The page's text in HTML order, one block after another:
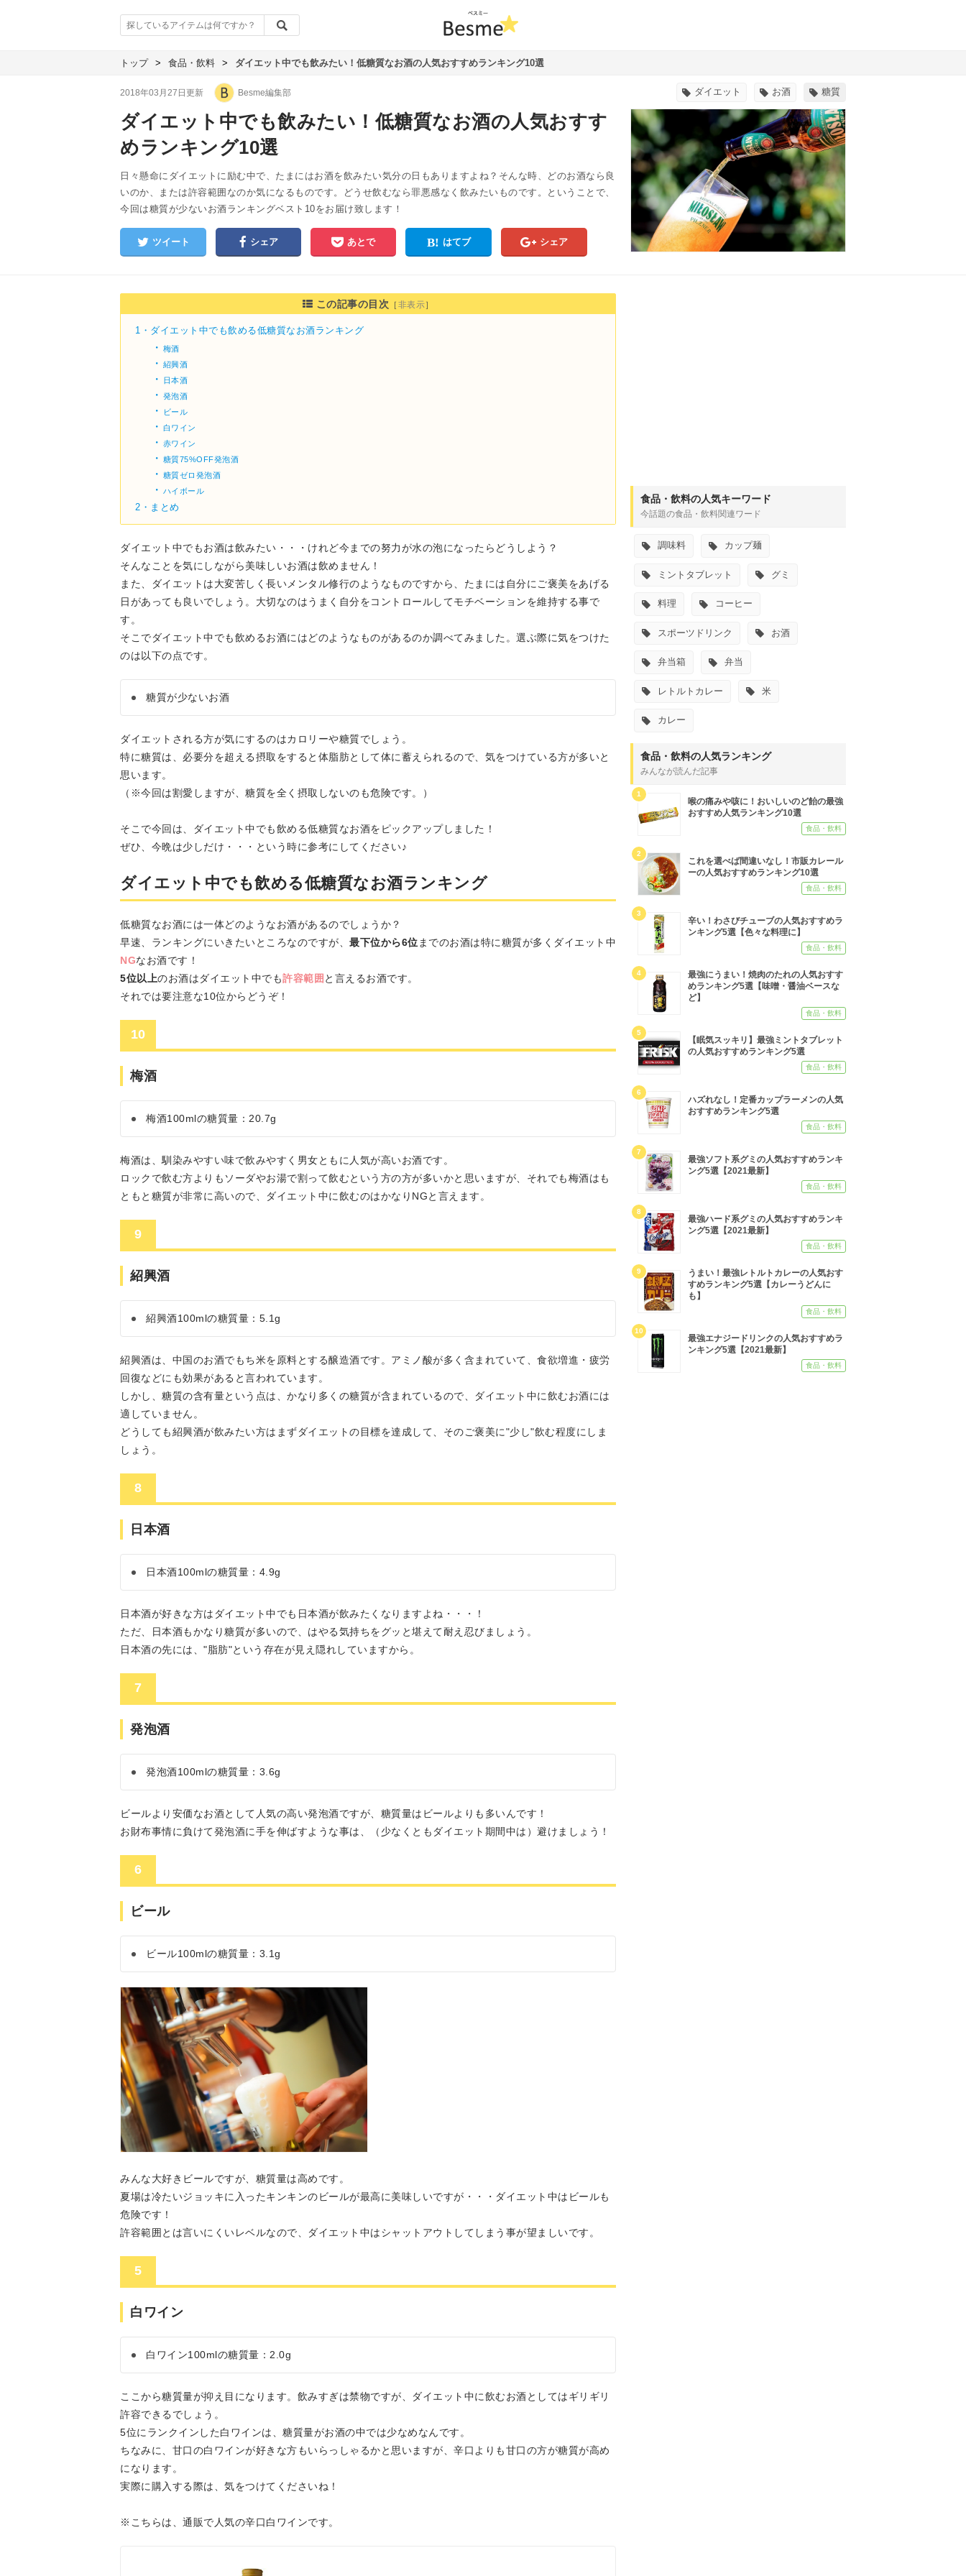
トップ > 食品・飲料 > ダイエット中でも飲みたい！低糖質なお酒の人気おすすめランキング10選
2018年03月27日更新 Besme編集部 ダイエット お酒 糖質
ダイエット中でも飲みたい！低糖質なお酒の人気おすす
めランキング10選
日々懸命にダイエットに励む中で、たまにはお酒を飲みたい気分の日もありますよね？そんな時、どのお酒なら良
いのか、または許容範囲なのか気になるものです。どうせ飲むなら罪悪感なく飲みたいものです。ということで、
今回は糖質が少ないお酒ランキングベスト10をお届け致します！
ツイート シェア あとで はてブ シェア
この記事の目次 ［ 非表示］
1・ ダイエット中でも飲める低糖質なお酒ランキング
・ 梅酒
・ 紹興酒
・ 日本酒
・ 発泡酒
・ ビール
・ 白ワイン
・ 赤ワイン
・ 糖質75%OFF発泡酒
・ 糖質ゼロ発泡酒
・ ハイボール
2・ まとめ
ダイエット中でもお酒は飲みたい・・・けれど今までの努力が水の泡になったらどうしよう？
そんなことを気にしながら美味しいお酒は飲めません！
また、ダイエットは大変苦しく長いメンタル修行のようなものですから、たまには自分にご褒美をあげる
日があっても良いでしょう。大切なのはうまく自分をコントロールしてモチベーションを維持する事で
す。
そこでダイエット中でも飲めるお酒にはどのようなものがあるのか調べてみました。選ぶ際に気をつけた
のは以下の点です。
糖質が少ないお酒
ダイエットされる方が気にするのはカロリーや糖質でしょう。
特に糖質は、必要分を超える摂取をすると体脂肪として体に蓄えられるので、気をつけている方が多いと
思います。
（※今回は割愛しますが、糖質を全く摂取しないのも危険です。）
そこで今回は、ダイエット中でも飲める低糖質なお酒をピックアップしました！
ぜひ、今晩は少しだけ・・・という時に参考にしてください♪
ダイエット中でも飲める低糖質なお酒ランキング
低糖質なお酒には一体どのようなお酒があるのでしょうか？
早速、ランキングにいきたいところなのですが、 最下位から6位 までのお酒は特に糖質が多くダイエット中
NGなお酒です！
5位以上のお酒はダイエット中でも許容範囲 と言えるお酒です。
それでは要注意な10位からどうぞ！
10
梅酒
梅酒100mlの糖質量：20.7g
梅酒は、馴染みやすい味で飲みやすく男女ともに人気が高いお酒です。
ロックで飲む方よりもソーダやお湯で割って飲むという方の方が多いかと思いますが、それでも梅酒はも
ともと糖質が非常に高いので、ダイエット中に飲むのはかなりNGと言えます。
9
紹興酒
紹興酒100mlの糖質量：5.1g
紹興酒は、中国のお酒でもち米を原料とする醸造酒です。アミノ酸が多く含まれていて、食欲増進・疲労
回復などにも効果があると言われています。
しかし、糖質の含有量という点は、かなり多くの糖質が含まれているので、ダイエット中に飲むお酒には
適していません。
どうしても紹興酒が飲みたい方はまずダイエットの目標を達成して、そのご褒美に"少し"飲む程度にしま
しょう。
8
日本酒
日本酒100mlの糖質量：4.9g
日本酒が好きな方はダイエット中でも日本酒が飲みたくなりますよね・・・！
ただ、日本酒もかなり糖質が多いので、はやる気持ちをグッと堪えて耐え忍びましょう。
日本酒の先には、"脂肪"という存在が見え隠れしていますから。
7
発泡酒
発泡酒100mlの糖質量：3.6g
ビールより安価なお酒として人気の高い発泡酒ですが、糖質量はビールよりも多いんです！
お財布事情に負けて発泡酒に手を伸ばすような事は、（少なくともダイエット期間中は）避けましょう！
6
ビール
ビール100mlの糖質量：3.1g
みんな大好きビールですが、糖質量は高めです。
夏場は冷たいジョッキに入ったキンキンのビールが最高に美味しいですが・・・ダイエット中はビールも
危険です！
許容範囲とは言いにくいレベルなので、ダイエット中はシャットアウトしてしまう事が望ましいです。
5
白ワイン
白ワイン100mlの糖質量：2.0g
ここから糖質量が抑え目になります。飲みすぎは禁物ですが、ダイエット中に飲むお酒としてはギリギリ
許容できるでしょう。
5位にランクインした白ワインは、糖質量がお酒の中では少なめなんです。
ちなみに、甘口の白ワインが好きな方もいらっしゃるかと思いますが、辛口よりも甘口の方が糖質が高め
になります。
実際に購入する際は、気をつけてくださいね！
※こちらは、通販で人気の辛口白ワインです。
食品・飲料の人気キーワード
今話題の食品・飲料関連ワード
調味料 カップ麺
ミントタブレット グミ
料理 コーヒー
スポーツドリンク お酒
弁当箱 弁当
レトルトカレー 米
カレー
食品・飲料の人気ランキング
みんなが読んだ記事
1
喉の痛みや咳に！おいしいのど飴の最強
おすすめ人気ランキング10選
食品・飲料
2
これを選べば間違いなし！市販カレール
ーの人気おすすめランキング10選
食品・飲料
3
辛い！わさびチューブの人気おすすめラ
ンキング5選【色々な料理に】
食品・飲料
4
最強にうまい！焼肉のたれの人気おすす
めランキング5選【味噌・醤油ベースな
ど】
食品・飲料
5
【眠気スッキリ】最強ミントタブレット
の人気おすすめランキング5選
食品・飲料
6
ハズれなし！定番カップラーメンの人気
おすすめランキング5選
食品・飲料
7
最強ソフト系グミの人気おすすめランキ
ング5選【2021最新】
食品・飲料
8
最強ハード系グミの人気おすすめランキ
ング5選【2021最新】
食品・飲料
9
うまい！最強レトルトカレーの人気おす
すめランキング5選【カレーうどんに
も】
食品・飲料
10
最強エナジードリンクの人気おすすめラ
ンキング5選【2021最新】
食品・飲料